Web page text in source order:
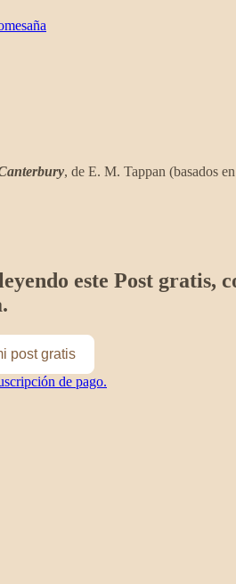
, de E. M. Tappan (basados
este Post gratis,
post gratis
de pago.